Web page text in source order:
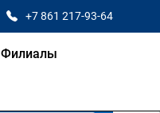
+7 861 217-93-64
Филиалы